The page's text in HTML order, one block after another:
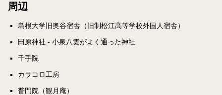
周辺
島根大学旧奥谷宿舎（旧制松江高等学校外国人宿舎）
田原神社 - 小泉八雲がよく通った神社
千手院
カラコロ工房
普門院（観月庵）